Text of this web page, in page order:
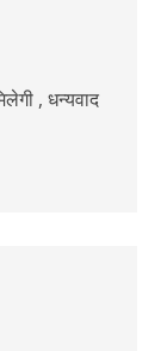
, धन्यवाद